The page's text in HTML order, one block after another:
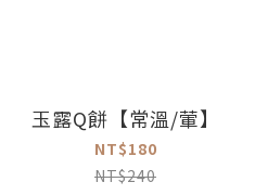
玉露Q餅【常溫/葷】
NT$180
NT$240